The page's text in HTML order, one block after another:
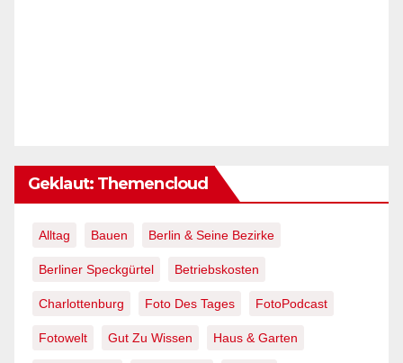
Geklaut: Themencloud
Alltag Bauen Berlin & Seine Bezirke
Berliner Speckgürtel Betriebskosten
Charlottenburg Foto Des Tages FotoPodcast
Fotowelt Gut Zu Wissen Haus & Garten